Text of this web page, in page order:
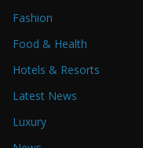
Fashion
Food & Health
Hotels & Resorts
Latest News
Luxury